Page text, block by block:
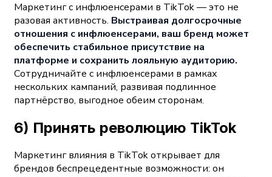
Маркетинг с инфлюенсерами в TikTok — это не
разовая активность. Выстраивая долгосрочные
отношения с инфлюенсерами, ваш бренд может
обеспечить стабильное присутствие на
платформе и сохранить лояльную аудиторию.
Сотрудничайте с инфлюенсерами в рамках
нескольких кампаний, развивая подлинное
партнёрство, выгодное обеим сторонам.
6) Принять революцию TikTok
Маркетинг влияния в TikTok открывает для
брендов беспрецедентные возможности: он